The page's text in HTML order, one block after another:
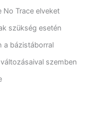
No Trace elveket
szükség esetén
a bázistáborral
szemben